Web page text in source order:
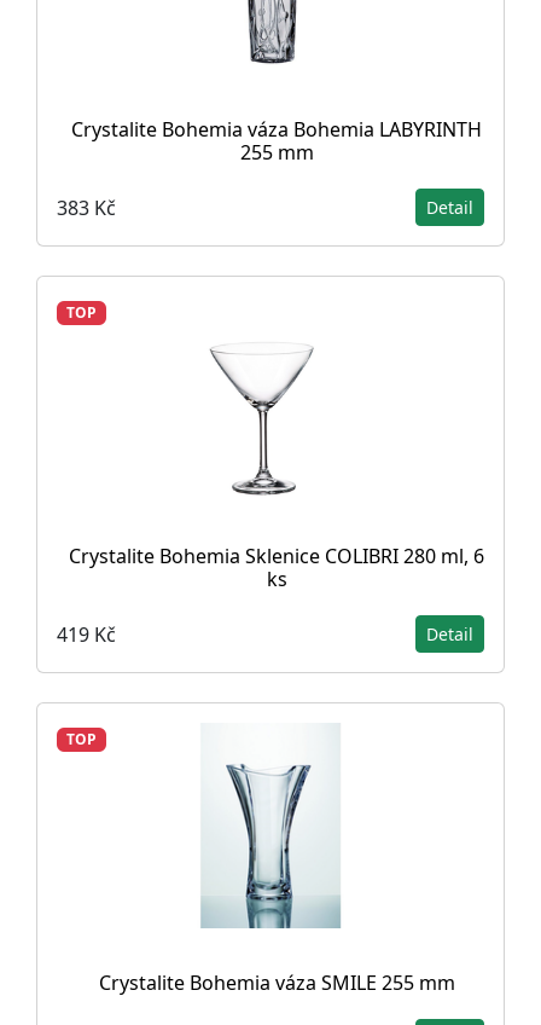
Crystalite Bohemia váza Bohemia LABYRINTH
255 mm
383 Kč Detail
TOP
Crystalite Bohemia Sklenice COLIBRI 280 ml, 6
ks
419 Kč Detail
TOP
Crystalite Bohemia váza SMILE 255 mm